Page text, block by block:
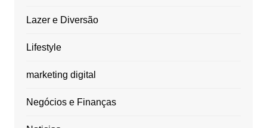
Lazer e Diversão
Lifestyle
marketing digital
Negócios e Finanças